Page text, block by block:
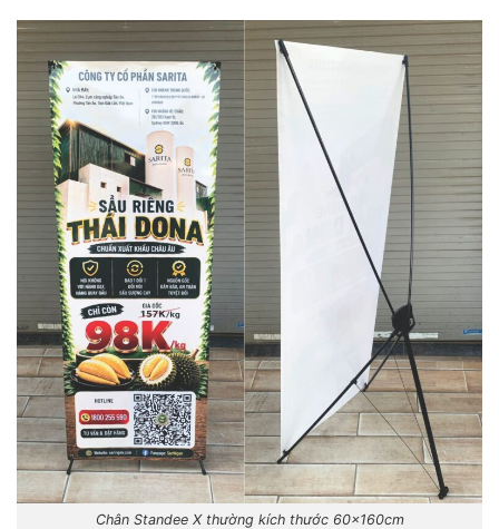
Chân Standee X thường kích thước 60x160cm